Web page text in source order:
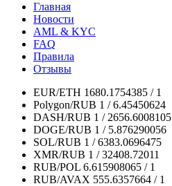
Главная
Новости
AML & KYC
FAQ
Правила
Отзывы
EUR/ETH 1680.1754385 / 1
Polygon/RUB 1 / 6.45450624
DASH/RUB 1 / 2656.6008105
DOGE/RUB 1 / 5.876290056
SOL/RUB 1 / 6383.0696475
XMR/RUB 1 / 32408.72011
RUB/POL 6.615908065 / 1
RUB/AVAX 555.6357664 / 1